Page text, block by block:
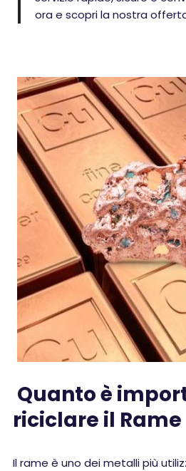
ora e scopri la nostra
Quanto è
riciclare il Rame
Il rame è uno dei metalli più